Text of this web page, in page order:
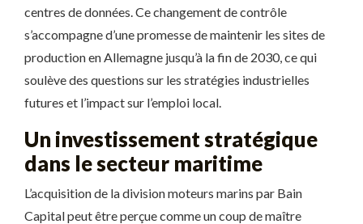
centres de données. Ce changement de contrôle
s’accompagne d’une promesse de maintenir les sites de
production en Allemagne jusqu’à la fin de 2030, ce qui
soulève des questions sur les stratégies industrielles
futures et l’impact sur l’emploi local.
Un investissement stratégique
dans le secteur maritime
L’acquisition de la division moteurs marins par Bain
Capital peut être perçue comme un coup de maître